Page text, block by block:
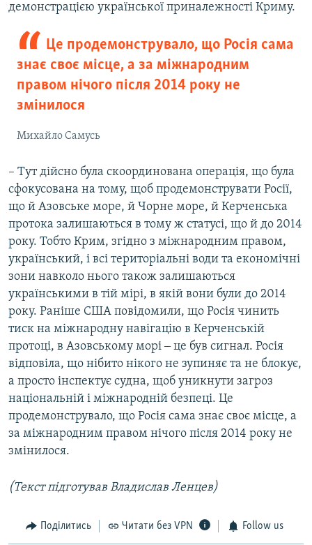
демонстрацією української приналежності Криму.
Це продемонструвало, що Росія сама
знає своє місце, а за міжнародним
правом нічого після 2014 року не
змінилося
Михайло Самусь
– Тут дійсно була скоординована операція, що була
сфокусована на тому, щоб продемонструвати Росії,
що й Азовське море, й Чорне море, й Керченська
протока залишаються в тому ж статусі, що й до 2014
року. Тобто Крим, згідно з міжнародним правом,
український, і всі територіальні води та економічні
зони навколо нього також залишаються
українськими в тій мірі, в якій вони були до 2014
року. Раніше США повідомили, що Росія чинить
тиск на міжнародну навігацію в Керченській
протоці, в Азовському морі ‒ це був сигнал. Росія
відповіла, що нібито нікого не зупиняє та не блокує,
а просто інспектує судна, щоб уникнути загроз
національній і міжнародній безпеці. Це
продемонструвало, що Росія сама знає своє місце, а
за міжнародним правом нічого після 2014 року не
змінилося.
(Текст підготував Владислав Ленцев)
Поділитись Читати без VPN Follow us